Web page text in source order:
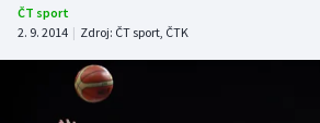
Atletika
Cyklistika
ČT sport
2. 9. 2014 | Zdroj: ČT sport, ČTK